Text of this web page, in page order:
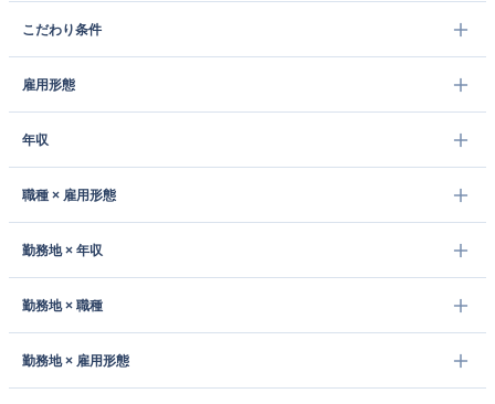
こだわり条件
雇用形態
年収
職種 × 雇用形態
勤務地 × 年収
勤務地 × 職種
勤務地 × 雇用形態